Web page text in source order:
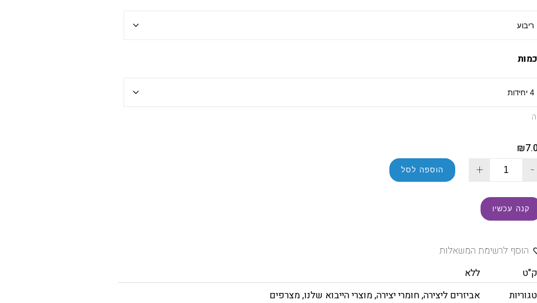
כמות
₪
-
+ הוספה לסל
קנה עכשיו
הוסף לרשימת המשאלות
ללא
אביזרים ליצירה,חומרי יצירה,מוצרי הייבוא שלנו,מצרפים